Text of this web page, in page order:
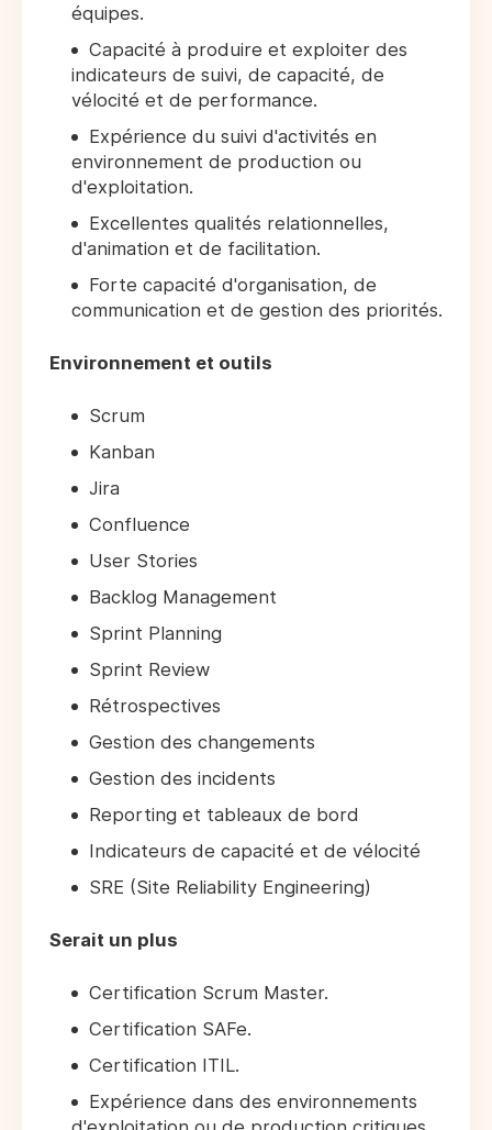
équipes.
Capacité à produire et exploiter des
indicateurs de suivi, de capacité, de
vélocité et de performance.
Expérience du suivi d'activités en
environnement de production ou
d'exploitation.
Excellentes qualités relationnelles,
d'animation et de facilitation.
Forte capacité d'organisation, de
communication et de gestion des priorités.
Environnement et outils
Scrum
Kanban
Jira
Confluence
User Stories
Backlog Management
Sprint Planning
Sprint Review
Rétrospectives
Gestion des changements
Gestion des incidents
Reporting et tableaux de bord
Indicateurs de capacité et de vélocité
SRE (Site Reliability Engineering)
Serait un plus
Certification Scrum Master.
Certification SAFe.
Certification ITIL.
Expérience dans des environnements